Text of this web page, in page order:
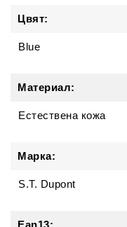
Цвят:
Blue
Материал:
Естествена кожа
Марка:
S.T. Dupont